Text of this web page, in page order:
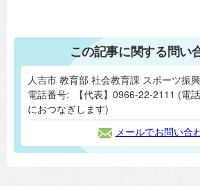
この記事に関する問い
人吉市 教育部 社会教育課 スポーツ振
電話番号:
【代表】0966-22-2111 (電
におつなぎします)
メールでお問い合